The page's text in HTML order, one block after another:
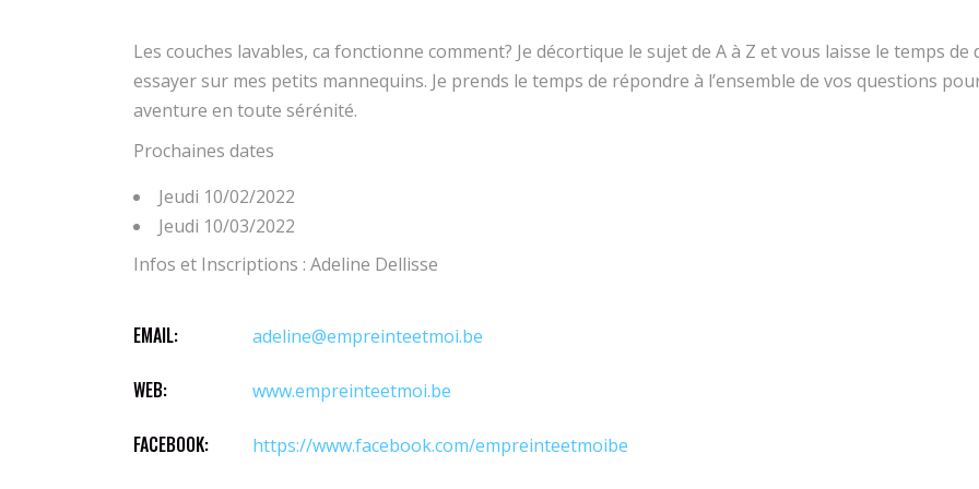
Les couches lavables, ca fonctionne comment? Je décortique le sujet de A à Z et vous laisse le temps
essayer sur mes petits mannequins. Je prends le temps de répondre à l’ensemble de vos questions
aventure en toute sérénité.
Prochaines dates
Jeudi 10/02/2022
Jeudi 10/03/2022
Infos et Inscriptions : Adeline Dellisse
EMAIL: adeline@empreinteetmoi.be
WEB: www.empreinteetmoi.be
FACEBOOK: https://www.facebook.com/empreinteetmoibe